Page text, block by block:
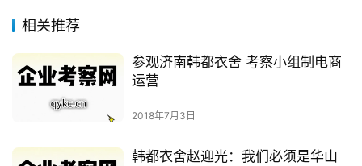
相关推荐
参观济南韩都衣舍 考察小组制电商
运营
2018年7月3日
韩都衣舍赵迎光：我们必须是华山